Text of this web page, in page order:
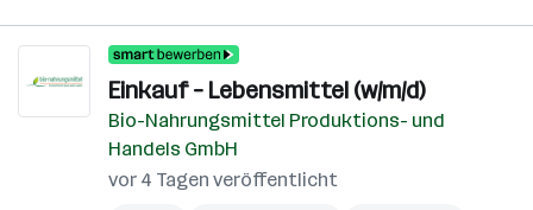
Einkauf – Lebensmittel (w/m/d)
Bio-Nahrungsmittel Produktions- und
Handels GmbH
vor 4 Tagen veröffentlicht